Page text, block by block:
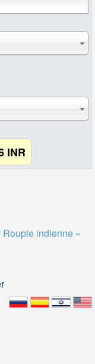
INR
Roupie indienne »